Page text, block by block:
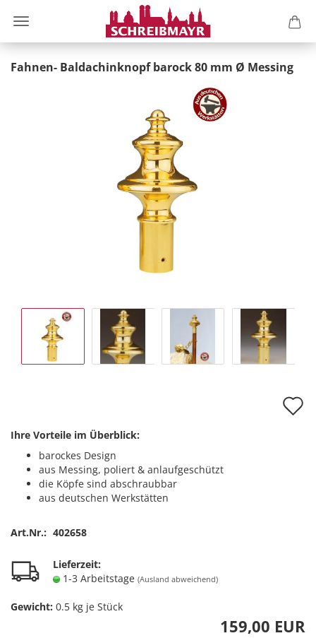
Fahnen- Baldachinknopf barock 80 mm Ø Messing
Ihre Vorteile im Überblick:
barockes Design
aus Messing, poliert & anlaufgeschützt
die Köpfe sind abschraubbar
aus deutschen Werkstätten
Art.Nr.: 402658
Lieferzeit:
1-3 Arbeitstage (Ausland abweichend)
Gewicht: 0.5 kg je Stück
159,00 EUR